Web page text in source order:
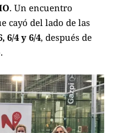
. Un encuentro
cayó del lado de las
6/4 y 6/4, después de